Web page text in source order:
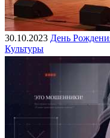
30.10.2023 День
Культуры